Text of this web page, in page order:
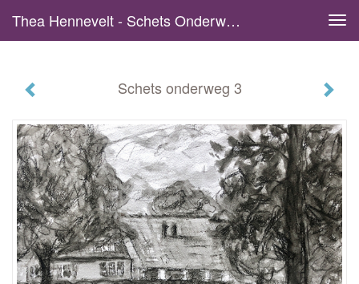
Thea Hennevelt - Schets Onderweg 3
Schets onderweg 3